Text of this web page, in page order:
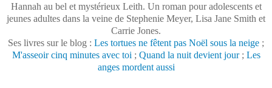
Hannah au bel et mystérieux Leith. Un roman pour adolescents et
jeunes adultes dans la veine de Stephenie Meyer, Lisa Jane Smith et
Carrie Jones.
Ses livres sur le blog : Les tortues ne fêtent pas Noël sous la neige ;
M'asseoir cinq minutes avec toi ; Quand la nuit devient jour; Les
anges mordent aussi